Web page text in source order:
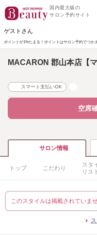
国内最大級の
サロン予約サイト
ゲストさん
ポイントが1%たまる！ ポイントはサロン予約でつか
MACARON 郡山本店【マ
スマート支払いOK
空席
サロン情報
トップ こだわり
スタ
リス
このスタイルは掲載されていませ